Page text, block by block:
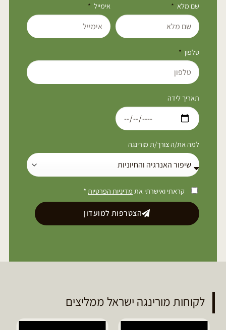
שם מלא אימייל
טלפון
תאריך לידה
למה את/ה צורך/ת מורינגה
קראתי ואישרתי את מדיניות הפרטיות*
הצטרפות למועדון
לקוחות מורינגה ישראל ממליצים